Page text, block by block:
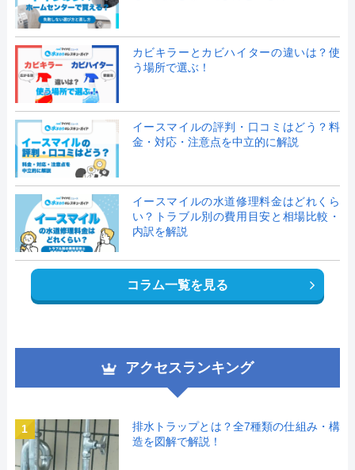
カビキラーとカビハイターの違いは？使
う場所で選ぶ！
イースマイルの評判・口コミはどう？料
金・対応・注意点を中立的に解説
イースマイルの水道修理料金はどれくら
い？トラブル別の費用目安と相場比較・
内訳を解説
コラム一覧を見る
アクセスランキング
1
排水トラップとは？全7種類の仕組み・構
造を図解で解説！